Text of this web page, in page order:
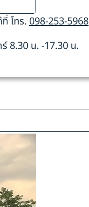
โทร.098-253-5968
8.30 น. -17.30 น.